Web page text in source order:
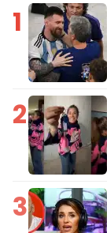
1
2
3